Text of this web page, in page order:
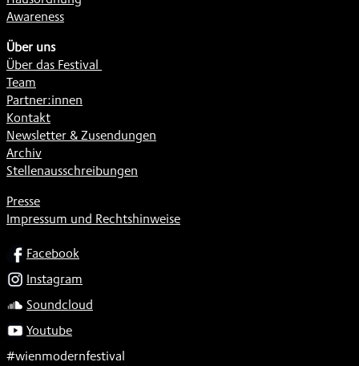
Awareness
Über uns
Über das Festival
Team
Partner:innen
Kontakt
Newsletter & Zusendungen
Archiv
Stellenausschreibungen
Presse
Impressum und Rechtshinweise
SOCIALFacebook
Instagram
Soundcloud
Youtube
#wienmodernfestival